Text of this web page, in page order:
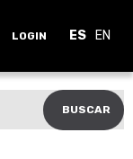
LOGIN ES EN
BUSCAR